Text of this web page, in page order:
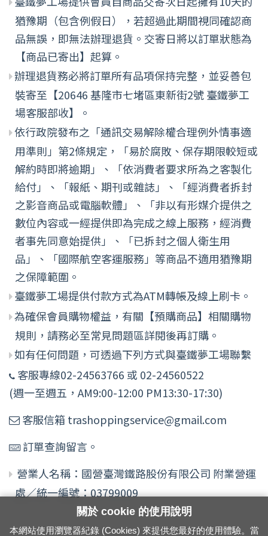
猶豫期（包含例假日），若超過此期間視同確認商
品無誤，即無法辦理退貨。交寄日將以訂單狀態為
【商品已寄出】起算。
辦理退貨務必將訂單所有品項保持完整，並妥善包
裝寄至【20646 基隆市七堵區東新街2號 臺鐵夢工
場客服部收】。
依行政院發布之「通訊交易解除權合理例外情事適
用準則」第2條規定，「易於腐敗、保存期限較短或
解約時即將逾期」、「依消費者要求所為之客製化
給付」、「報紙、期刊或雜誌」、「經消費者拆封
之影音商品或電腦軟體」、「非以有形媒介提供之
數位內容或一經提供即為完成之線上服務，經消費
者事先同意始提供」、「已拆封之個人衛生用
品」、「國際航空客運服務」等商品不適用猶豫期
之保障範圍。
臺鐵夢工場提供付款方式為ATM轉帳及線上刷卡。
為確保會員購物權益，有關【預購商品】相關購物
規則，請務必至常見問題區詳閱後再訂購。
如有任何問題，可透過下列方式與臺鐵夢工場聯繫
客服專線02-24563766 或 02-24560522
(週一至週五，AM9:00-12:00 PM13:30-17:30)
客服信箱 trashoppingservice@gmail.com
訂單查詢留言。
營業人名稱：國營臺灣鐵路股份有限公司 附業營運
處／統一編號：03799009
關於 cookie 的使用說明
本網站使用瀏覽器紀錄 (Cookies) 來提供您最好的使用體驗。當